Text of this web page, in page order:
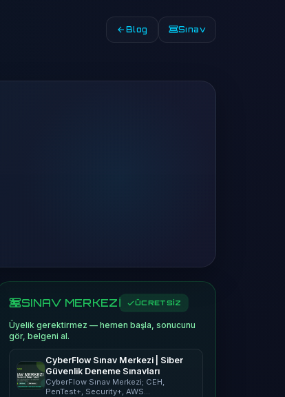
Blog Sınav
SINAV MERKEZİ ÜCRETSİZ
Üyelik gerektirmez — hemen başla, sonucunu
gör, belgeni al.
CyberFlow Sınav Merkezi | Siber
Güvenlik Deneme Sınavları
CyberFlow Sınav Merkezi; CEH,
PenTest+, Security+, AWS…